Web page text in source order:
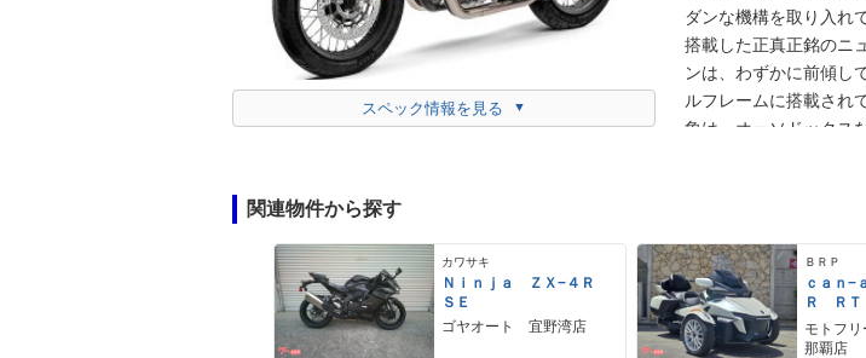
スペック情報を見る
ダンな機構を取り入れ
搭載した正真正銘のニ
ンは、わずかに前傾し
ルフレームに搭載され
象は、オーソドックス
ケットの装備などの
関連物件から探す
カワサキ
Ｎｉｎｊａ ＺＸ−４Ｒ
ＳＥ
ゴヤオート 宜野湾店
ＢＲＰ
ｃａｎ−
Ｒ ＲＴ
Ｄ
モトフ
那覇店